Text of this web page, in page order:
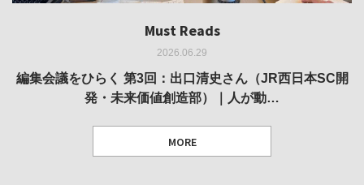
Must Reads
2026.06.29
編集会議をひらく 第3回：出口清史さん（JR西日本SC開
発・未来価値創造部）｜人が動…
MORE
Must Reads
2026.05.14
REVIEW｜果たして美術家・梅津庸一は、「大阪のゆかり
作家」となることができたのか…
Must Reads
2026.03.11
REPORT｜博覧会の残像
Must Reads
2026.02.25
REVIEW｜菊池聡太朗 個展「余りの風景」
Must Reads
2025.10.01
REVIEW｜生の存在証明としての線——「ライフライン」
展